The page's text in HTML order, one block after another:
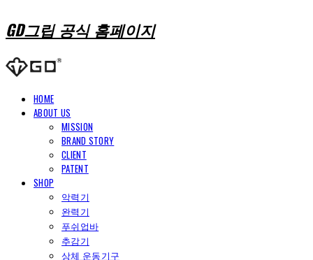
GD그립 공식 홈페이지
HOME
ABOUT US
MISSION
BRAND STORY
CLIENT
PATENT
SHOP
악력기
완력기
푸쉬업바
추감기
상체 운동기구